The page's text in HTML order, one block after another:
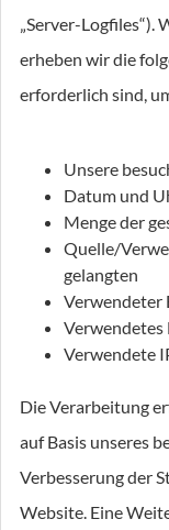
„Server-Logfiles“).
erheben wir die
erforderlich sind,
Unsere
Datum und
Menge der
Quelle/
gelangten
Verwendeter
Verwendetes
Verwendete
Die Verarbeitung
auf Basis unseres
Verbesserung der
Website. Eine